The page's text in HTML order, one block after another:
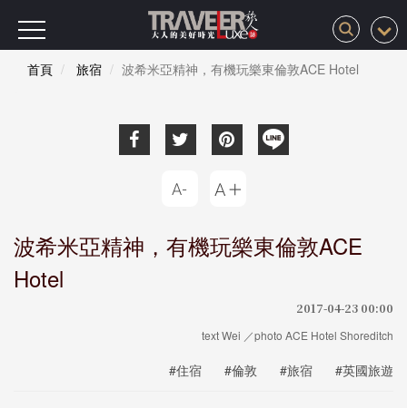
首頁 旅宿 波希米亞精神，有機玩樂東倫敦ACE Hotel
波希米亞精神，有機玩樂東倫敦ACE
Hotel
2017-04-23 00:00
text Wei ／photo ACE Hotel Shoreditch
#住宿 #倫敦 #旅宿 #英國旅遊